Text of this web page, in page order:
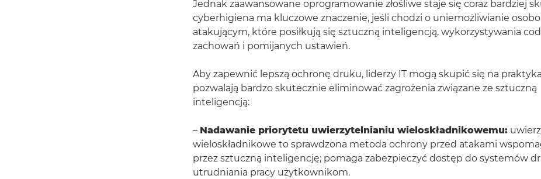
Jednak zaawansowane oprogramowanie złośliwe staje się coraz bardziej
cyberhigiena ma kluczowe znaczenie, jeśli chodzi o uniemożliwianie
atakującym, które posiłkują się sztuczną inteligencją, wykorzystywania
zachowań i pomijanych ustawień.
Aby zapewnić lepszą ochronę druku, liderzy IT mogą skupić się na
pozwalają bardzo skutecznie eliminować zagrożenia związane ze sztuczną
inteligencją:
– Nadawanie priorytetu uwierzytelnianiu wieloskładnikowemu:
wieloskładnikowe to sprawdzona metoda ochrony przed atakami
przez sztuczną inteligencję; pomaga zabezpieczyć dostęp do systemów
utrudniania pracy użytkownikom.